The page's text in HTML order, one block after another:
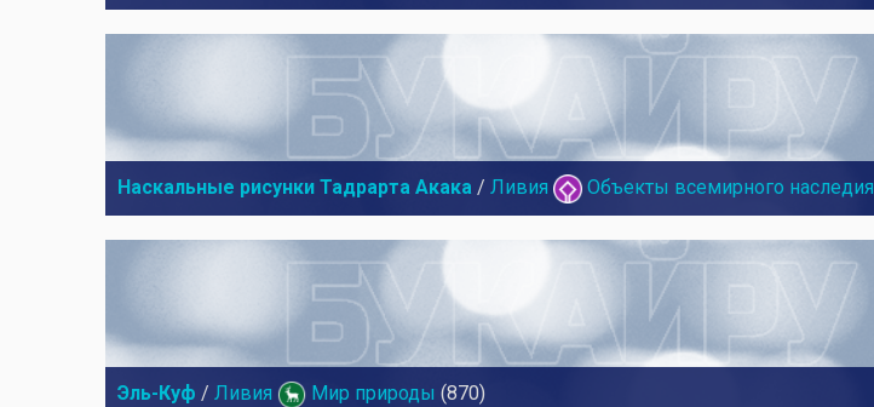
Наскальные рисунки Тадрарта Акака / Ливия Объекты всемирного наследия
Эль-Куф / Ливия Мир природы (870)